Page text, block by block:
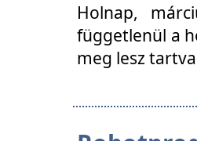
Holnap,
függetlenül a
meg lesz